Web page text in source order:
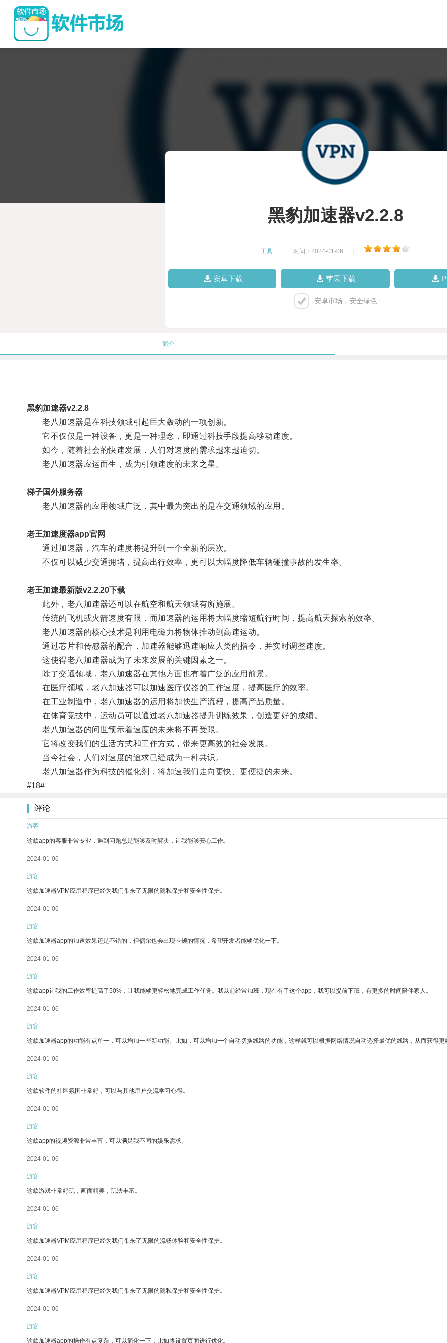
黑豹加速器v2.2.8
工具 时间：2024-01-06
安卓下载 苹果下载
安卓市场，安全绿色
简介
黑豹加速器v2.2.8
老八加速器是在科技领域引起巨大轰动的一项创新。
它不仅仅是一种设备，更是一种理念，即通过科技手段提高移动速度。
如今，随着社会的快速发展，人们对速度的需求越来越迫切。
老八加速器应运而生，成为引领速度的未来之星。
梯子国外服务器
老八加速器的应用领域广泛，其中最为突出的是在交通领域的应用。
老王加速度器app官网
通过加速器，汽车的速度将提升到一个全新的层次。
不仅可以减少交通拥堵，提高出行效率，更可以大幅度降低车辆碰撞事故的发生率。
老王加速最新版v2.2.20下载
此外，老八加速器还可以在航空和航天领域有所施展。
传统的飞机或火箭速度有限，而加速器的运用将大幅度缩短航行时间，提高航天探索的效率。
老八加速器的核心技术是利用电磁力将物体推动到高速运动。
通过芯片和传感器的配合，加速器能够迅速响应人类的指令，并实时调整速度。
这使得老八加速器成为了未来发展的关键因素之一。
除了交通领域，老八加速器在其他方面也有着广泛的应用前景。
在医疗领域，老八加速器可以加速医疗仪器的工作速度，提高医疗的效率。
在工业制造中，老八加速器的运用将加快生产流程，提高产品质量。
在体育竞技中，运动员可以通过老八加速器提升训练效果，创造更好的成绩。
老八加速器的问世预示着速度的未来将不再受限。
它将改变我们的生活方式和工作方式，带来更高效的社会发展。
当今社会，人们对速度的追求已经成为一种共识。
老八加速器作为科技的催化剂，将加速我们走向更快、更便捷的未来。
#18#
评论
游客
这款app的客服非常专业，遇到问题总是能够及时解决，让我能够安心工作。
2024-01-06
游客
这款加速器VPM应用程序已经为我们带来了无限的隐私保护和安全性保护。
2024-01-06
游客
这款加速器app的加速效果还是不错的，但偶尔也会出现卡顿的情况，希望开发者能够优化一下。
2024-01-06
游客
这款app让我的工作效率提高了50%，让我能够更轻松地完成工作任务。我以前经常加班，现在有了这个app，我可以提前下班，有更多的时间陪伴家人。
2024-01-06
游客
这款加速器app的功能有点单一，可以增加一些新功能。比如，可以增加一个自动切换线路的功能，这样就可以根据网络情况自动选择最优的线路，从而获得更
2024-01-06
游客
这款软件的社区氛围非常好，可以与其他用户交流学习心得。
2024-01-06
游客
这款app的视频资源非常丰富，可以满足我不同的娱乐需求。
2024-01-06
游客
这款游戏非常好玩，画面精美，玩法丰富。
2024-01-06
游客
这款加速器VPM应用程序已经为我们带来了无限的流畅体验和安全性保护。
2024-01-06
游客
这款加速器VPM应用程序已经为我们带来了无限的隐私保护和安全性保护。
2024-01-06
游客
这款加速器app的操作有点复杂，可以简化一下，比如将设置页面进行优化。